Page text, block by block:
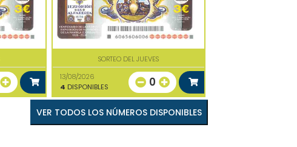
SORTEO DEL JUEVES
13/08/2026
4 DISPONIBLES 0
VER TODOS LOS NÚMEROS DISPONIBLES